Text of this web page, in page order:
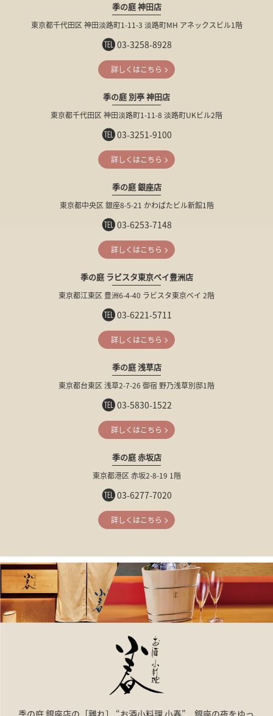
季の庭 神田店
東京都千代田区神田淡路町1-11-3 淡路町MH アネックスビル1階
03-3258-8928
詳しくはこちら
季の庭 別亭 神田店
東京都千代田区神田淡路町1-11-8 淡路町UKビル2階
03-3251-9100
詳しくはこちら
季の庭 銀座店
東京都中央区銀座8-5-21 かわばたビル新館1階
03-6253-7148
詳しくはこちら
季の庭 ラビスタ東京ベイ豊洲店
東京都江東区 豊洲6-4-40 ラビスタ東京ベイ 2階
03-6221-5711
詳しくはこちら
季の庭 浅草店
東京都台東区浅草2-7-26 御宿 野乃浅草別邸1階
03-5830-1522
詳しくはこちら
季の庭 赤坂店
東京都港区赤坂2-8-19 1階
03-6277-7020
詳しくはこちら
季の庭 銀座店の［離れ］ “お酒小料理 小春” 銀座の夜をゆっ